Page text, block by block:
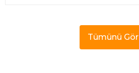
Tümünü Gör